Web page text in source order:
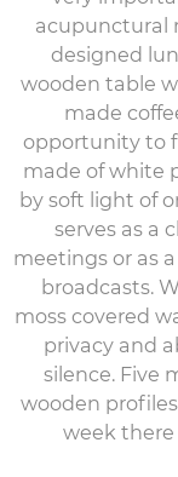
acupunctural
designed
wooden table
made
opportunity to
made of white
by soft light of
serves as a
meetings or as
broadcasts.
moss covered
privacy and
silence. Five
wooden
week there